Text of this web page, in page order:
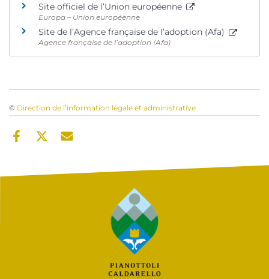
Site officiel de l’Union européenne
Europa – Union européenne
Site de l’Agence française de l’adoption (Afa)
Agence française de l’adoption (Afa)
© Direction de l’information légale et administrative